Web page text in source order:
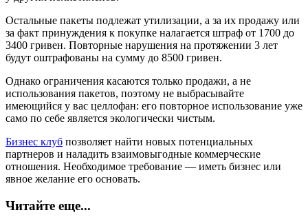
Остальные пакеты подлежат утилизации, а за их продажу или
за факт принуждения к покупке налагается штраф от 1700 до
3400 гривен. Повторные нарушения на протяжении 3 лет
будут оштрафованы на сумму до 8500 гривен.
Однако ограничения касаются только продажи, а не
использования пакетов, поэтому не выбрасывайте
имеющийся у вас целлофан: его повторное использование уже
само по себе является экологически чистым.
Бизнес клуб позволяет найти новых потенциальных
партнеров и наладить взаимовыгодные коммерческие
отношения. Необходимое требование — иметь бизнес или
явное желание его основать.
Читайте еще...